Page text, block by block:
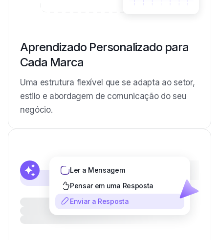
Aprendizado Personalizado para
Cada Marca
Uma estrutura flexível que se adapta ao setor,
estilo e abordagem de comunicação do seu
negócio.
Ler a Mensagem
Pensar em uma Resposta
Enviar a Resposta